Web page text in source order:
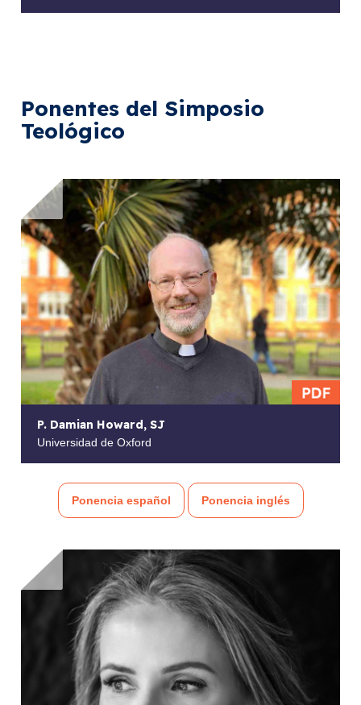
Ponentes del Simposio
Teológico
P. Damian Howard, SJ
Universidad de Oxford
Ponencia español Ponencia inglés